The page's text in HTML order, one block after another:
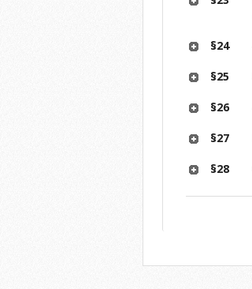
§24
§25
§26
§27
§28